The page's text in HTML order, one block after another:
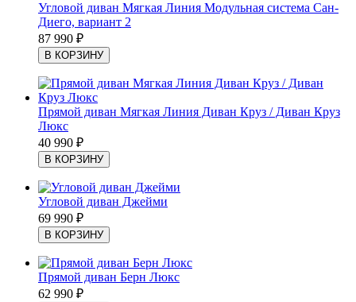
Угловой диван Мягкая Линия Модульная система Сан-
Диего, вариант 2
87 990 ₽
Прямой диван Мягкая Линия Диван Круз / Диван Круз
Люкс
40 990 ₽
Угловой диван Джейми
69 990 ₽
Прямой диван Берн Люкс
62 990 ₽